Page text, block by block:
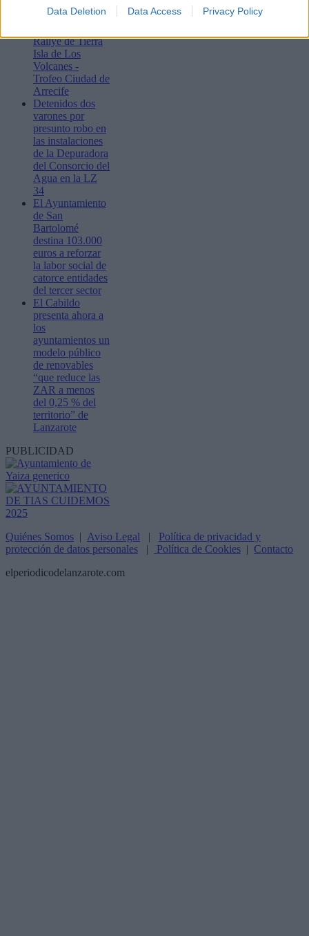
Data Deletion Data Access Privacy Policy
vigésimo octava
Rallye de Tierra
Isla de Los
Volcanes -
Trofeo Ciudad de
Arrecife
Detenidos dos
varones por
presunto robo en
las instalaciones
de la Depuradora
del Consorcio del
Agua en la LZ
34
El Ayuntamiento
de San
Bartolomé
destina 103.000
euros a reforzar
la labor social de
catorce entidades
del tercer sector
El Cabildo
presenta ahora a
los
ayuntamientos un
modelo público
de renovables
“que reduce las
ZAR a menos
del 0,25 % del
territorio” de
Lanzarote
PUBLICIDAD
Quiénes Somos | Aviso Legal | Política de privacidad y
protección de datos personales | Política de Cookies | Contacto
elperiodicodelanzarote.com